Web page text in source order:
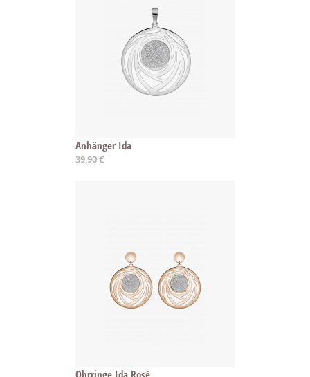
Anhänger Ida
39,90 €